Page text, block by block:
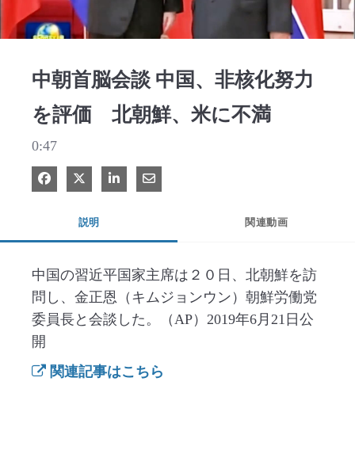
中朝首脳会談 中国、非核化努力
を評価 北朝鮮、米に不満
0:47
Facebook で共有
Xで共有する
LinkedIn で共有
電子メールで共有
説明 関連動画
中国の習近平国家主席は２０日、北朝鮮を訪
問し、金正恩（キムジョンウン）朝鮮労働党
委員長と会談した。（AP）2019年6月21日公
開
関連記事はこちら